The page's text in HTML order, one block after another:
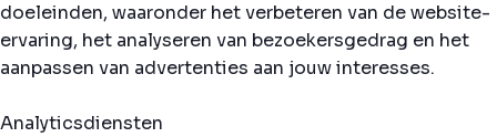
doeleinden, waaronder het verbeteren van de website-
ervaring, het analyseren van bezoekersgedrag en het
aanpassen van advertenties aan jouw interesses.
Analyticsdiensten